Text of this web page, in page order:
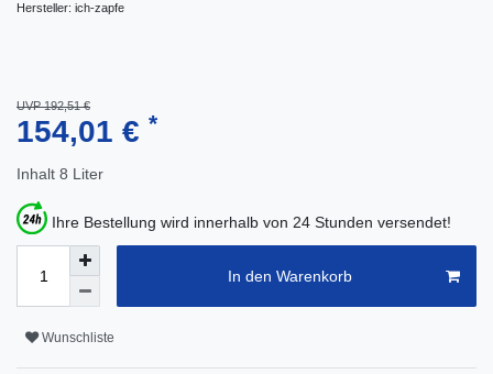
Hersteller: ich-zapfe
UVP 192,51 €
154,01 € *
Inhalt 8 Liter
Ihre Bestellung wird innerhalb von 24 Stunden versendet!
In den Warenkorb
Wunschliste